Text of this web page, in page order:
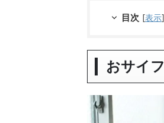
目次 [表示]
おサイ